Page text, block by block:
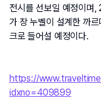
전시를 선보일 예정이며
가 장 누벨이 설계한 까
크로 들어설 예정이다.
https://
idxno=409899